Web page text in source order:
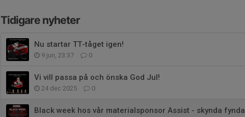
Tidigare nyheter
Nu startar TT-tåget igen!
9 jun, 23:37 0
Vi vill passa på och önska God Jul!
24 dec 2025 0
Black week hos vår materialsponsor Assist - skynda fynda